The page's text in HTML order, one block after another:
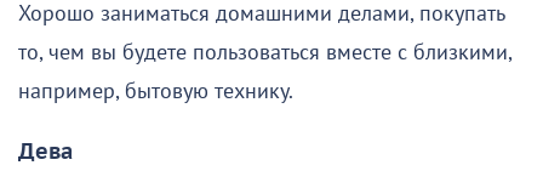
Хорошо заниматься домашними делами, покупать
то, чем вы будете пользоваться вместе с близкими,
например, бытовую технику.
Дева